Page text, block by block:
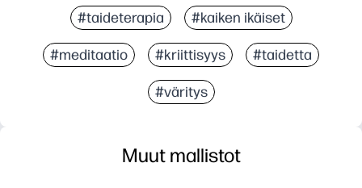
#taideterapia #kaiken ikäiset
#meditaatio #kriittisyys #taidetta
#väritys
Muut mallistot